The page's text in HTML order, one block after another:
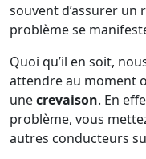
souvent d’assurer
problème se
Quoi qu’il en soit,
attendre au moment
unecrevaison. En
problème, vous
autres conducteurs